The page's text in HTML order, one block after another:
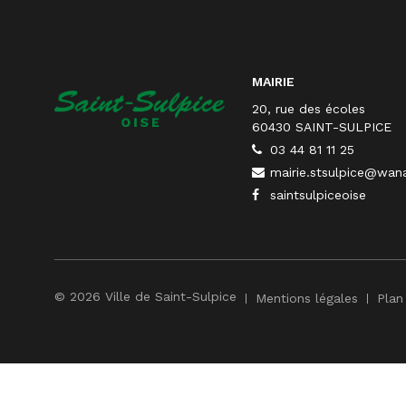
MAIRIE
20, rue des écoles
60430 SAINT-SULPICE
03 44 81 11 25
saintsulpiceoise
© 2026 Ville de Saint-Sulpice Mentions légales